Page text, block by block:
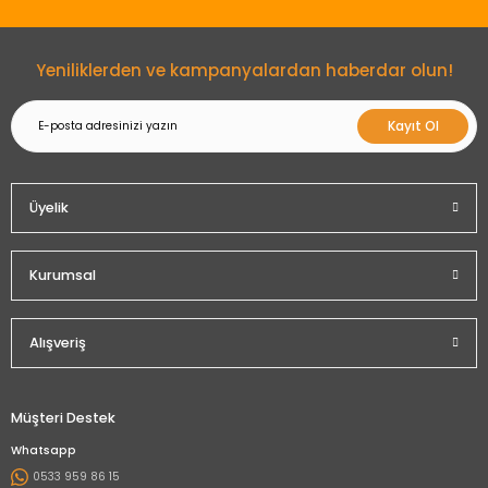
Yeniliklerden ve kampanyalardan haberdar olun!
Kayıt Ol
Üyelik
Kurumsal
Alışveriş
Müşteri Destek
Whatsapp
0533 959 86 15